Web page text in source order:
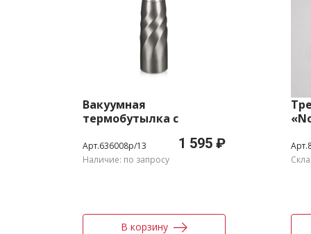
Вакуумная
термобутылка с
«Vita», 500 мл
Арт.636008p/13 1 595 ₽
Наличие: по запросу
В корзину